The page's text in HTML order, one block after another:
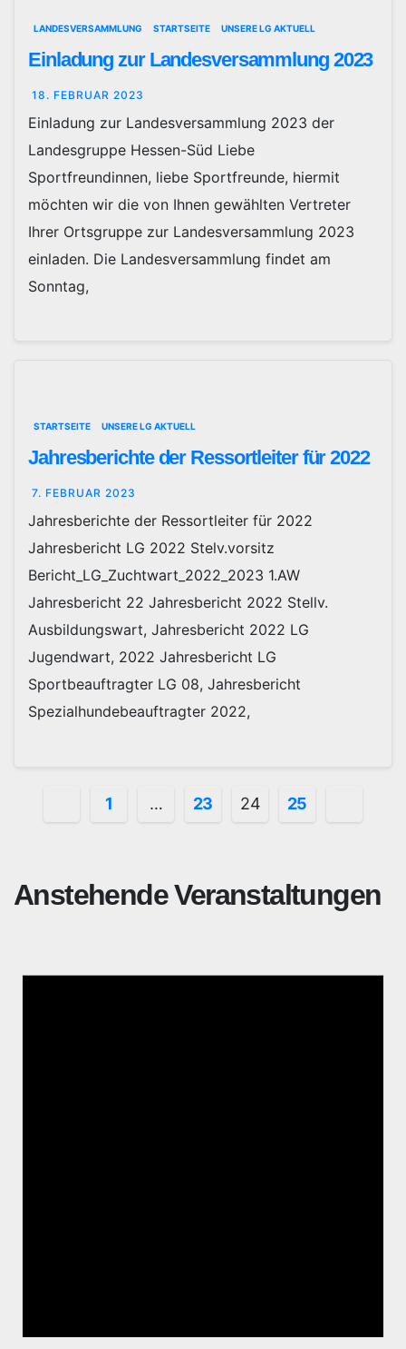
LANDESVERSAMMLUNG STARTSEITE UNSERE LG AKTUELL
Einladung zur Landesversammlung 2023
18. FEBRUAR 2023
Einladung zur Landesversammlung 2023 der
Landesgruppe Hessen-Süd Liebe
Sportfreundinnen, liebe Sportfreunde, hiermit
möchten wir die von Ihnen gewählten Vertreter
Ihrer Ortsgruppe zur Landesversammlung 2023
einladen. Die Landesversammlung findet am
Sonntag,
STARTSEITE UNSERE LG AKTUELL
Jahresberichte der Ressortleiter für 2022
7. FEBRUAR 2023
Jahresberichte der Ressortleiter für 2022
Jahresbericht LG 2022 Stelv.vorsitz
Bericht_LG_Zuchtwart_2022_2023 1.AW
Jahresbericht 22 Jahresbericht 2022 Stellv.
Ausbildungswart, Jahresbericht 2022 LG
Jugendwart, 2022 Jahresbericht LG
Sportbeauftragter LG 08, Jahresbericht
Spezialhundebeauftragter 2022,
Seitennummerierung
Beiträge
1 … 23 24 25
Anstehende Veranstaltungen